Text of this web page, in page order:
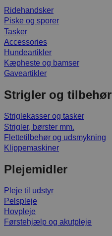
Ridehandsker
Piske og sporer
Tasker
Accessories
Hundeartikler
Kæpheste og bamser
Gaveartikler
Strigler og tilbehør
Striglekasser og tasker
Strigler, børster mm.
Flettetilbehør og udsmykning
Klippemaskiner
Plejemidler
Pleje til udstyr
Pelspleje
Hovpleje
Førstehjælp og akutpleje